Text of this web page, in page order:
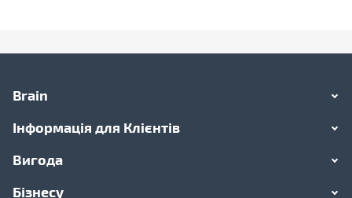
Brain
Інформація для Клієнтів
Вигода
Бізнесу